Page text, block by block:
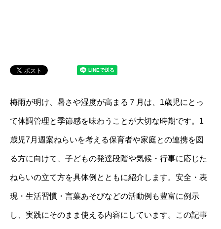
梅雨が明け、暑さや湿度が高まる７月は、1歳児にとっ
て体調管理と季節感を味わうことが大切な時期です。1
歳児7月週案ねらいを考える保育者や家庭との連携を図
る方に向けて、子どもの発達段階や気候・行事に応じた
ねらいの立て方を具体例とともに紹介します。安全・表
現・生活習慣・言葉あそびなどの活動例も豊富に例示
し、実践にそのまま使える内容にしています。この記事